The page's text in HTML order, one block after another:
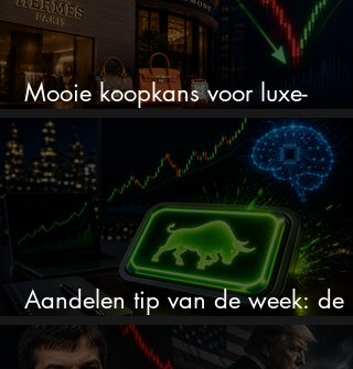
Mooie koopkans voor luxe-
aandelen door recente correctie?
Aandelen tip van de week: de
markt onderschat dit AI-bedrijf